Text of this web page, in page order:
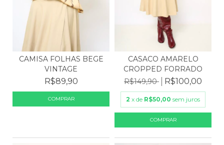
CAMISA FOLHAS BEGE
VINTAGE
R$89,90
CASACO AMARELO
CROPPED FORRADO
R$149,90
R$100,00
2 x de R$50,00 sem juros